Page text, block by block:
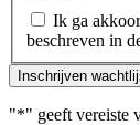
Ik ga
beschreven in
Inschrijven
"*" geeft vereiste